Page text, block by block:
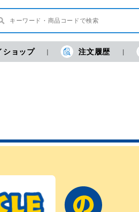
ショップ 注文履歴